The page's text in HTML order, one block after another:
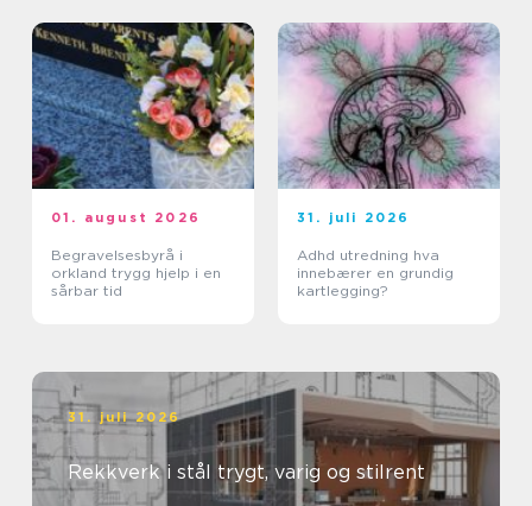
01. august 2026
Begravelsesbyrå i
orkland trygg hjelp i en
sårbar tid
31. juli 2026
Adhd utredning hva
innebærer en grundig
kartlegging?
31. juli 2026
Rekkverk i stål trygt, varig og stilrent